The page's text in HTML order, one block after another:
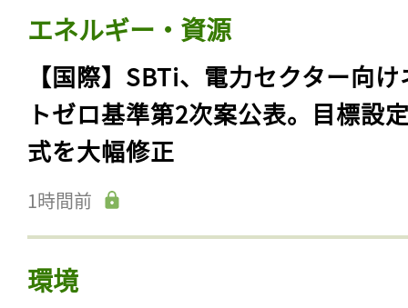
エネルギー・資源
【国際】SBTi、電力セクター向
トゼロ基準第2次案公表。目標設
式を大幅修正
1時間前
環境